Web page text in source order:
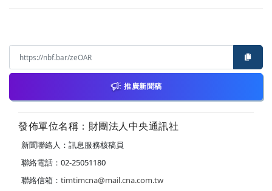
推廣新聞稿
發佈單位名稱：財團法人中央通訊社
新聞聯絡人：訊息服務核稿員
聯絡電話：02-25051180
聯絡信箱： timtimcna@mail.cna.com.tw